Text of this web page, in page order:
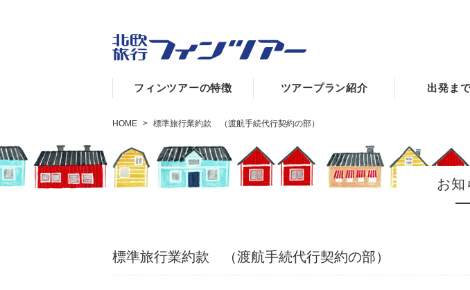
フィンツアーの特徴 ツアープラン紹介 出発ま
HOME > 標準旅行業約款 （渡航手続代行契約の部）
お知
標準旅行業約款 （渡航手続代行契約の部）